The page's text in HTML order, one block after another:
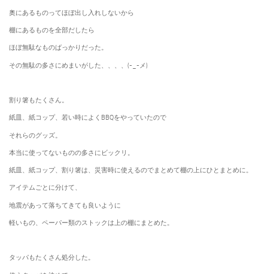
奥にあるものってほぼ出し入れしないから
棚にあるものを全部だしたら
ほぼ無駄なものばっかりだった。
その無駄の多さにめまいがした、、、、(-_-メ)
割り箸もたくさん。
紙皿、紙コップ、若い時によくBBQをやっていたので
それらのグッズ。
本当に使ってないものの多さにビックリ。
紙皿、紙コップ、割り箸は、災害時に使えるのでまとめて棚の上にひとまとめに。
アイテムごとに分けて、
地震があって落ちてきても良いように
軽いもの、ペーパー類のストックは上の棚にまとめた。
タッパもたくさん処分した。